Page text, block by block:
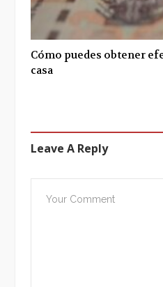
Cómo puedes obtener
casa
Leave A Reply